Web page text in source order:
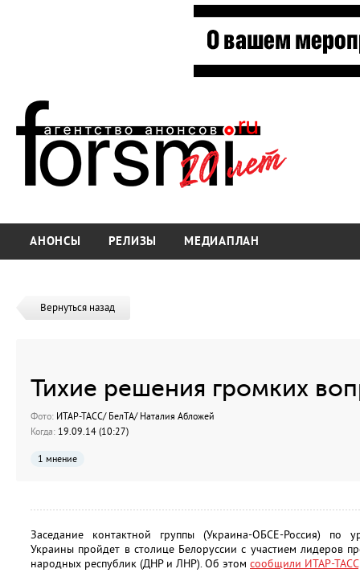
АНОНСЫ РЕЛИЗЫ МЕДИАПЛАН
Вернуться назад
Тихие решения громких
Фото: ИТАР-ТАСС/ БелТА/ Наталия Абложей
Когда: 19.09.14 (10:27)
1 мнение
Заседание контактной группы (Украина-ОБСЕ-Россия) по
Украины пройдет в столице Белоруссии с участием лидеров
народных республик (ДНР и ЛНР). Об этом сообщили ИТАР-ТАСС